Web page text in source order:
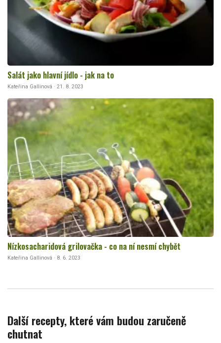
Salát jako hlavní jídlo - jak na to
Kateřina Gallinová · 21. 8. 2023
Nízkosacharidová grilovačka - co na ní nesmí chybět
Kateřina Gallinová · 8. 6. 2023
Další recepty, které vám budou zaručeně
chutnat